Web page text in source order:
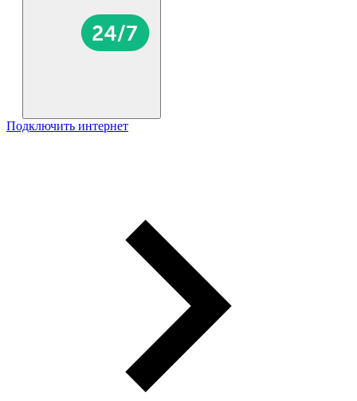
Подключить интернет